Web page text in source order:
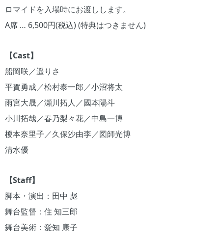
ロマイドを入場時にお渡しします。
A席 … 6,500円(税込) (特典はつきません)
【Cast】
船岡咲／遥りさ
平賀勇成／松村泰一郎／小沼将太
雨宮大晟／瀬川拓人／國本陽斗
小川拓哉／春乃梨々花／中島一博
榎本奈里子／久保沙由李／図師光博
清水優
【Staff】
脚本・演出：田中 彪
舞台監督：住 知三郎
舞台美術：愛知 康子